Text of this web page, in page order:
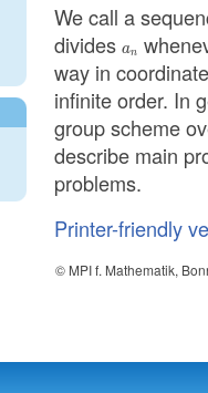
We call a
divides
a_n
an
way in
infinite order. In
group scheme
describe main
problems.
Printer-friendly
© MPI f. Mathematik,